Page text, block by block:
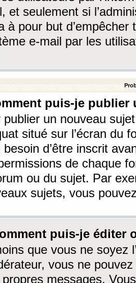
et seulement si
à pour but
e-mail par les
puis-je
publier un nouveau
situé sur l’écran du
besoin d’être inscrit
de chaque
ou du sujet. Par
sujets, vous
puis-je éditer
que vous ne soyez
vous ne
messages.